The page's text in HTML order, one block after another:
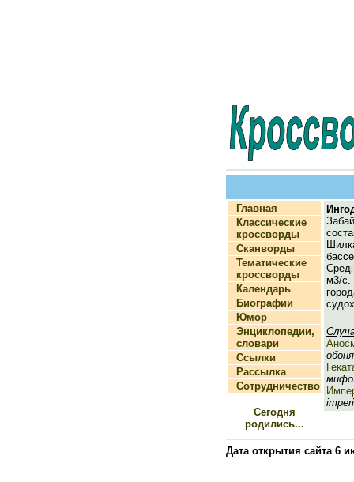
Главная
Классические
кроссворды
Сканворды
Тематические
кроссворды
Календарь
Биографии
Юмор
Энциклопедии,
словари
Ссылки
Рассылка
Сотрудничество
Сегодня
родились...
м3/
Дата открытия сайта 6